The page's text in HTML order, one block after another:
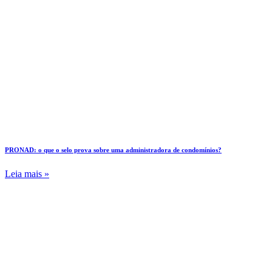
PRONAD: o que o selo prova sobre uma administradora de condomínios?
Leia mais »